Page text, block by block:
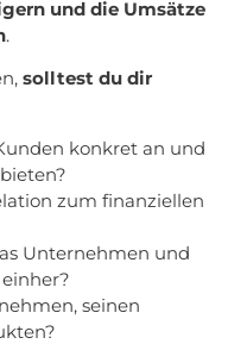
und die Umsätze
.
solltest du dir
konkret an und
zum finanziellen
Unternehmen und
seinen